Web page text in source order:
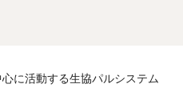
に活動する生協パルシステム